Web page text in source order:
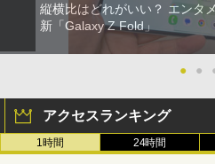
縦横比はどれがいい？ エンタ
新「Galaxy Z Fold」
● ●
アクセスランキング
1時間 24時間